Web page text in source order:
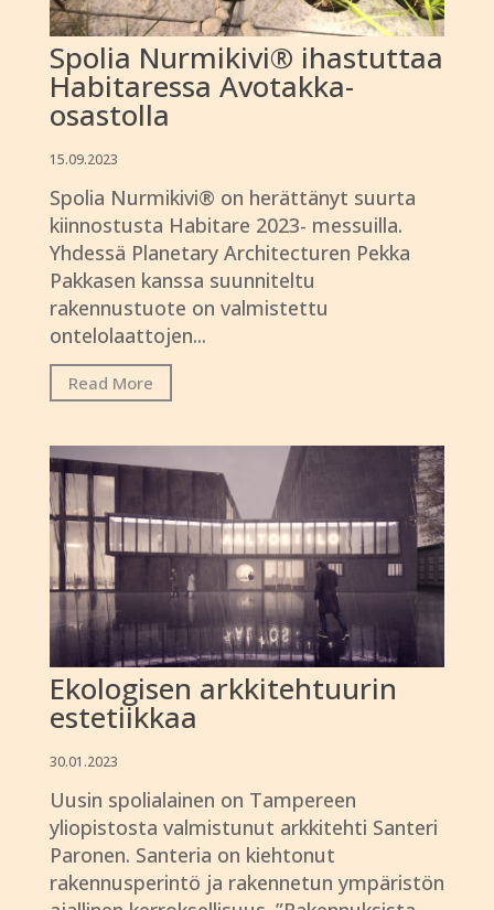
Spolia Nurmikivi® ihastuttaa
Habitaressa Avotakka-
osastolla
15.09.2023
Spolia Nurmikivi® on herättänyt suurta
kiinnostusta Habitare 2023- messuilla.
Yhdessä Planetary Architecturen Pekka
Pakkasen kanssa suunniteltu
rakennustuote on valmistettu
ontelolaattojen...
Read More
Ekologisen arkkitehtuurin
estetiikkaa
30.01.2023
Uusin spolialainen on Tampereen
yliopistosta valmistunut arkkitehti Santeri
Paronen. Santeria on kiehtonut
rakennusperintö ja rakennetun ympäristön